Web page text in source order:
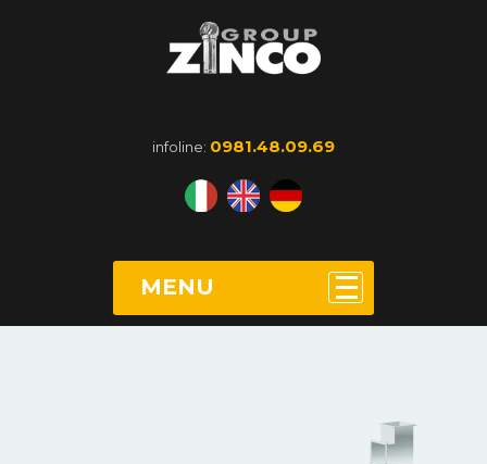
infoline: 0981.48.09.69
MENU